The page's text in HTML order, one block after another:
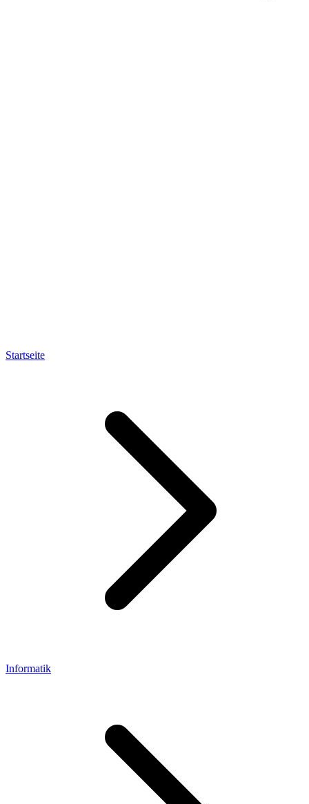
Startseite
Informatik